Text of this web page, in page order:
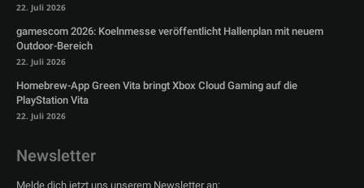
22. Juli 2026
gamescom 2026: Koelnmesse veröffentlicht Hallenplan mit neuem
Outdoor-Bereich
22. Juli 2026
Homebrew-App Green Vita bringt Xbox Cloud Gaming auf die
PlayStation Vita
22. Juli 2026
Newsletter